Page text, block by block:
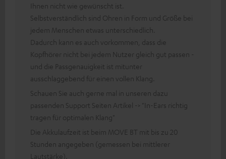
Ihnen nicht wie gewünscht ist.
Selbstverständlich sind Ohren in Form und Größe bei
jedem Menschen etwas unterschiedlich.
Dadurch kann es auch vorkommen, dass die
Kopfhörer nicht bei jedem Nutzer gleich gut passen -
und die Passgenauigkeit ist mitunter
ausschlaggebend für einen vollen Klang.
Schauen Sie auch gerne mal in unseren dazu
passenden Support Seiten Artikel -> "In-Ears richtig
tragen für optimalen Klang"
Die Akkulaufzeit ist beim MOVE BT mit bis zu 20
Stunden angegeben (gemessen bei mittlerer
Lautstärke).